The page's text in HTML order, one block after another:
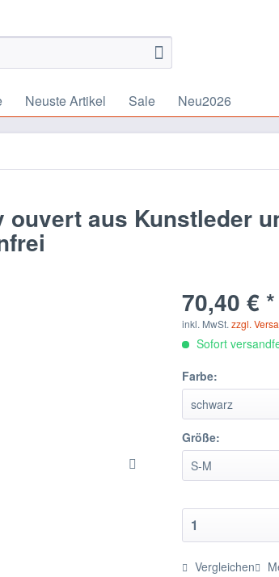
Neuste Artikel Sale Neu2026
aus Kunstleder
70,40 € *
inkl. MwSt.zzgl.
Sofort
Farbe:
Größe:
Vergleichen